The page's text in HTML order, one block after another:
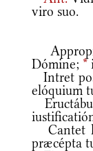
viro suo.
Dómine; *
Intret
elóquium
Cantet
præcépta